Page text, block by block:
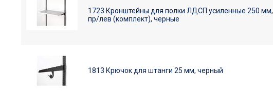
1723 Кронштейны для полки ЛДСП усиленные 250 мм,
пр/лев (комплект), черные
1813 Крючок для штанги 25 мм, черный